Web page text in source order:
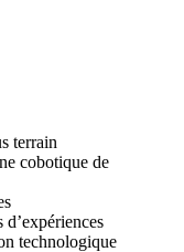
terrain
cobotique de
technologique